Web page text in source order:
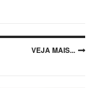
VEJA MAIS...